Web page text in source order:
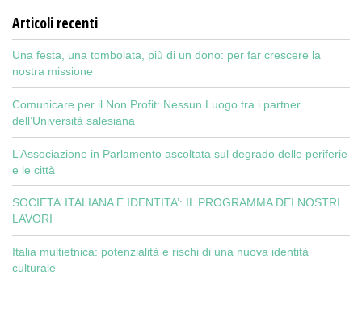
Articoli recenti
Una festa, una tombolata, più di un dono: per far crescere la
nostra missione
Comunicare per il Non Profit: Nessun Luogo tra i partner
dell’Università salesiana
L’Associazione in Parlamento ascoltata sul degrado delle periferie
e le città
SOCIETA’ ITALIANA E IDENTITA’: IL PROGRAMMA DEI NOSTRI
LAVORI
Italia multietnica: potenzialità e rischi di una nuova identità
culturale